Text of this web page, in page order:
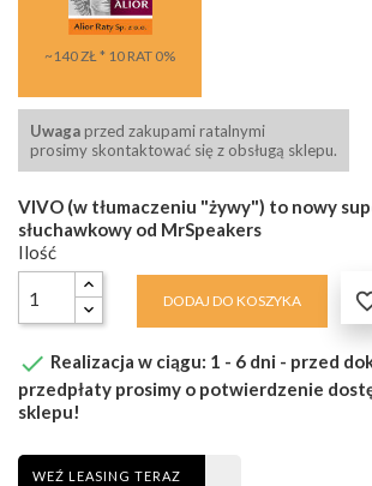
~140 ZŁ * 10 RAT 0%
Uwaga przed zakupami ratalnymi
prosimy skontaktować się z obsługą sklepu.
VIVO (w tłumaczeniu "żywy") to nowy
słuchawkowy od MrSpeakers
Ilość
DODAJ DO KOSZYKA
 Realizacja w ciągu: 1 - 6 dni - przed
przedpłaty prosimy o potwierdzenie
sklepu!
WEŹ LEASING TERAZ